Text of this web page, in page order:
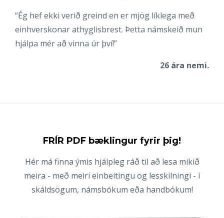
“Ég hef ekki verið greind en er mjög líklega með
einhverskonar athyglisbrest. Þetta námskeið mun
hjálpa mér að vinna úr því!”
26 ára nemi.
FRÍR PDF bæklingur fyrir þig!
Hér má finna ýmis hjálpleg ráð til að lesa mikið
meira - með meiri einbeitingu og lesskilningi - í
skáldsögum, námsbókum eða handbókum!